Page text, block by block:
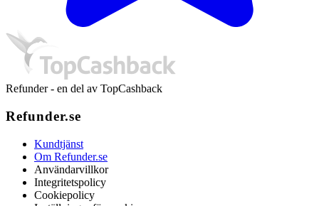
Refunder - en del av TopCashback
Refunder.se
Kundtjänst
Om Refunder.se
Användarvillkor
Integritetspolicy
Cookiepolicy